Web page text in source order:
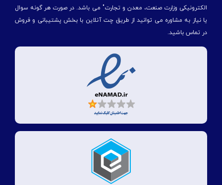
الكترونیكی وزارت صنعت، معدن و تجارت" می باشد. در صورت هر گونه سوال
یا نیاز به مشاوره می توانید از طریق چت آنلاین با بخش پشتیبانی و فروش
در تماس باشید.